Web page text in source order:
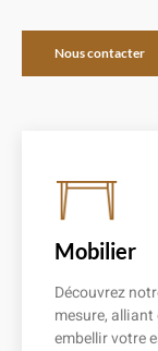
Nous contacter
Mobilier
Découvrez
mesure,
embellir votre